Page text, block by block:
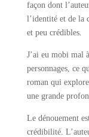
façon dont
l’identité et de la
et peu crédibles.
J’ai eu mobi mal
personnages, ce
roman qui
une grande
Le dénouement
crédibilité.